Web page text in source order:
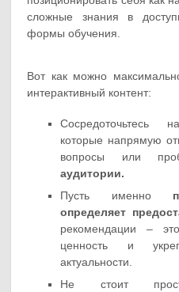
сложные знания в
формы обучения.
Вот как можно
интерактивный контент:
Сосредоточьтесь
которые напрямую
вопросы или
аудитории.
Пусть именно
определяет
рекомендации –
ценность и
актуальности.
Не стоит